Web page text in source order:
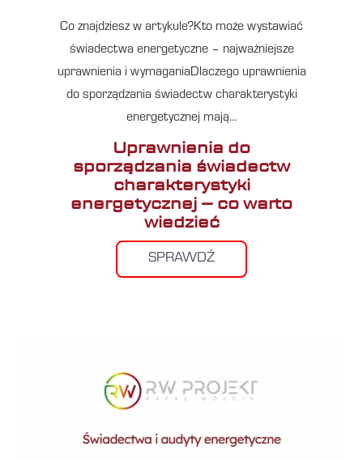
Co znajdziesz w artykule?Kto może wystawiać
świadectwa energetyczne – najważniejsze
uprawnienia i wymaganiaDlaczego uprawnienia
do sporządzania świadectw charakterystyki
energetycznej mają…
Uprawnienia do
sporządzania świadectw
charakterystyki
energetycznej – co warto
wiedzieć
SPRAWDŹ